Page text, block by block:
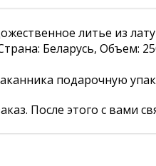
литье из
Беларусь, Объем:
подарочную
После этого с вами